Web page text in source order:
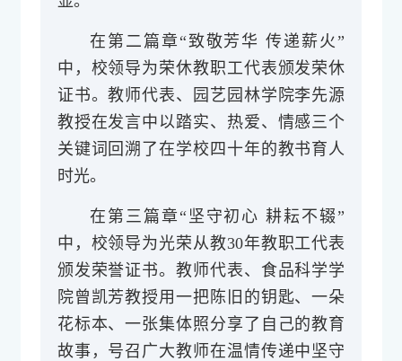
在第二篇章“致敬芳华 传递薪火”
中，校领导为荣休教职工代表颁发荣休
证书。教师代表、园艺园林学院李先源
教授在发言中以踏实、热爱、情感三个
关键词回溯了在学校四十年的教书育人
时光。
在第三篇章“坚守初心 耕耘不辍”
中，校领导为光荣从教30年教职工代表
颁发荣誉证书。教师代表、食品科学学
院曾凯芳教授用一把陈旧的钥匙、一朵
花标本、一张集体照分享了自己的教育
故事，号召广大教师在温情传递中坚守